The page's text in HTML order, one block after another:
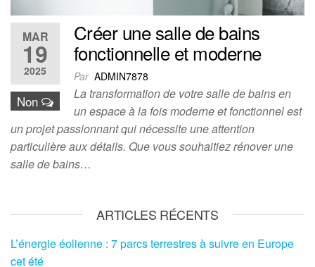
MAR
19
2025
Non
Créer une salle de bains
fonctionnelle et moderne
Par ADMIN7878
La transformation de votre salle de bains en
un espace à la fois moderne et fonctionnel est
un projet passionnant qui nécessite une attention
particulière aux détails. Que vous souhaitiez rénover une
salle de bains…
ARTICLES RÉCENTS
L’énergie éolienne : 7 parcs terrestres à suivre en Europe
cet été